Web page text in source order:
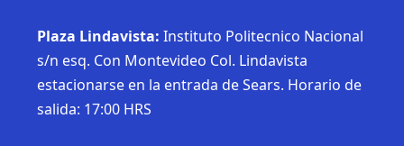
Plaza Lindavista: Instituto Politecnico Nacional
s/n esq. Con Montevideo Col. Lindavista
estacionarse en la entrada de Sears. Horario de
salida: 17:00 HRS